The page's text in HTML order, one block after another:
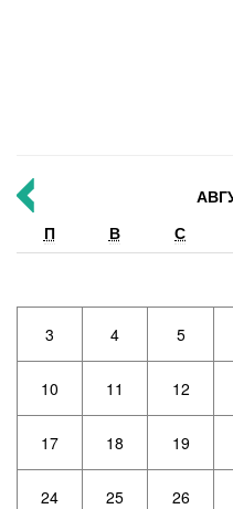
П
В С
3 4 5
10 11 12
17 18 19
24 25 26